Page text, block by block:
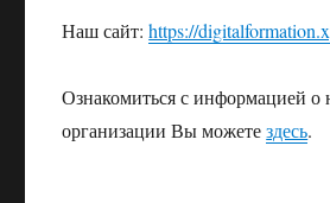
Наш сайт:https://
Ознакомиться с информацией о
организации Вы можетездесь.